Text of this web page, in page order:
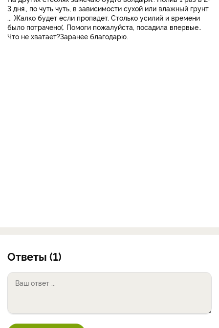
3 дня., по чуть чуть, в зависимости сухой или влажный грунт
... Жалко будет если пропадет. Столько усилий и времени
было потрачено(. Помоги пожалуйста, посадила впервые..
Что не хватает?Заранее благодарю.
Ответы (1)